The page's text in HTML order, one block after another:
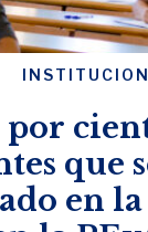
por
que
en la